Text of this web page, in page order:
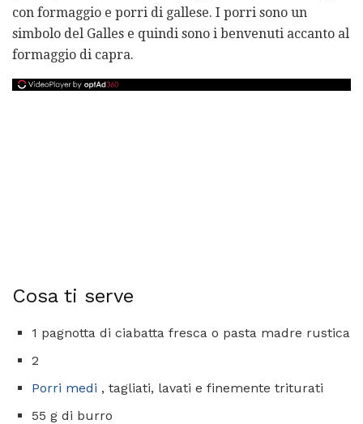
con formaggio e porri di gallese. I porri sono un
simbolo del Galles e quindi sono i benvenuti accanto al
formaggio di capra.
Cosa ti serve
1 pagnotta di ciabatta fresca o pasta madre rustica
2
Porri medi , tagliati, lavati e finemente triturati
55 g di burro